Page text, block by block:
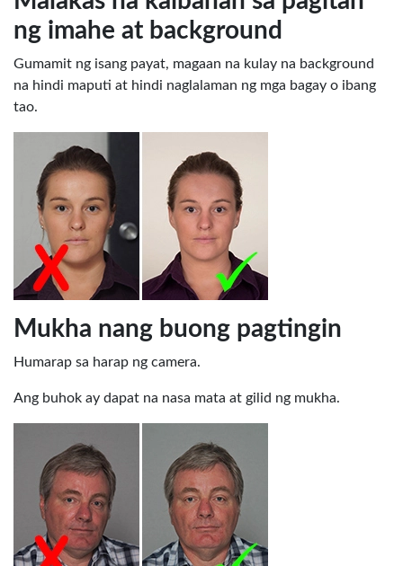
ng imahe at background
Gumamit ng isang payat, magaan na kulay na background
na hindi maputi at hindi naglalaman ng mga bagay o ibang
tao.
Mukha nang buong pagtingin
Humarap sa harap ng camera.
Ang buhok ay dapat na nasa mata at gilid ng mukha.